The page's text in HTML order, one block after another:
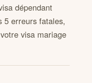
dépendant
5 erreurs fatales,
visa mariage